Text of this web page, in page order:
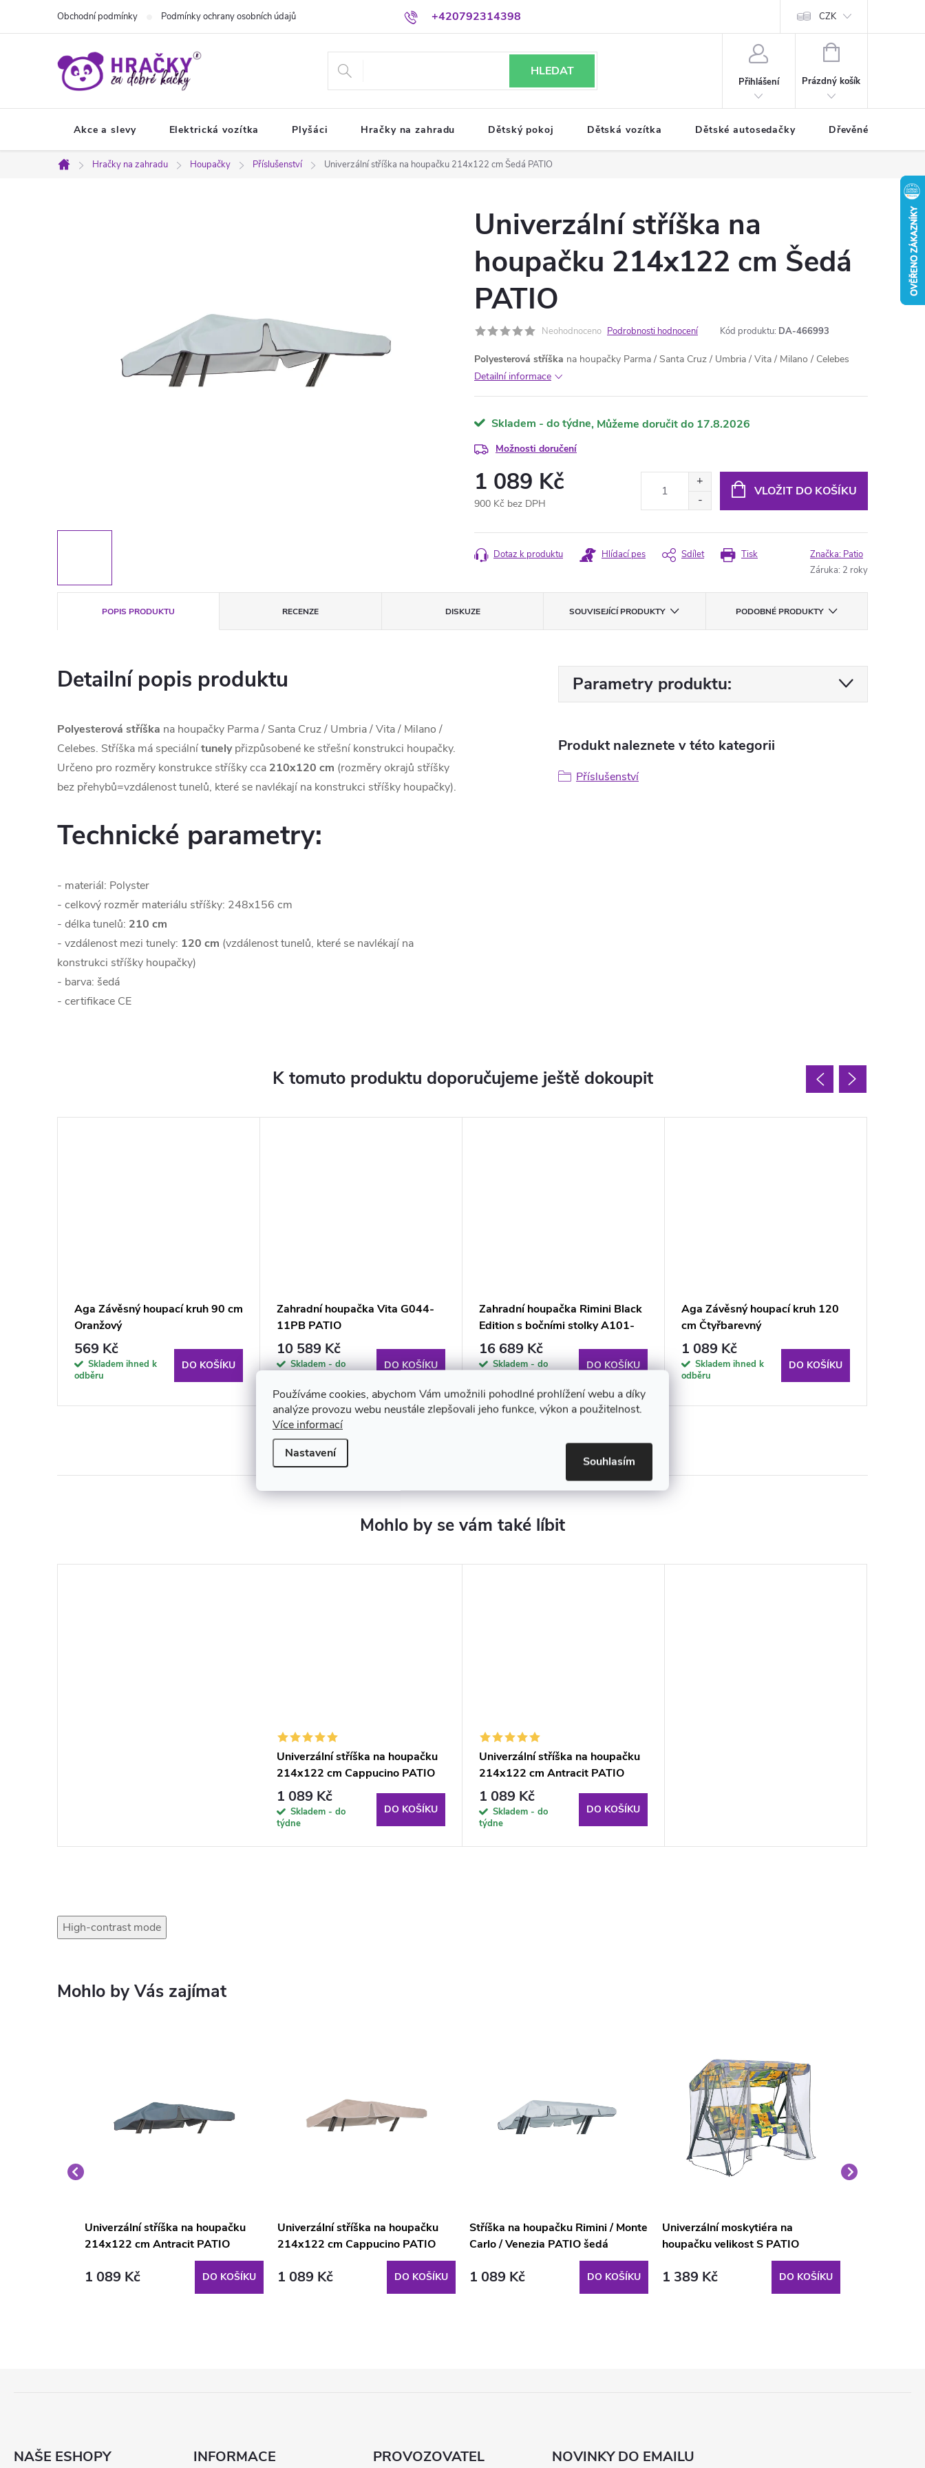
Používáme cookies, abychom Vám umožnili pohodlné prohlížení webu a díky
analýze provozu webu neustále zlepšovali jeho funkce, výkon a použitelnost.
Více informací
Nastavení
Souhlasím
+420792314398
Obchodní podmínky Podmínky ochrany osobních údajů CZK
HLEDAT
Přihlášení
NÁKUPNÍ
Prázdný košík
Akce a slevy Elektrická vozítka Plyšáci Hračky na zahradu Dětský pokoj Dětská vozítka Dětské autosedačky Dřevěné hračky
Domů
Hračky na zahradu Houpačky Příslušenství Univerzální stříška na houpačku 214x122 cm Šedá PATIO
Univerzální stříška na
houpačku 214x122 cm Šedá
PATIO
Neohodnoceno Podrobnosti hodnocení Kód produktu: DA-466993
Polyesterová stříška na houpačky Parma / Santa Cruz / Umbria / Vita / Milano / Celebes
Detailní informace
Skladem - do týdne 17.8.2026
Možnosti doručení
1 089 Kč
900 Kč bez DPH
cena:
VLOŽIT DO KOŠÍKU
Tisk
Dotaz k produktu Hlídací pes Sdílet Značka: Patio
Záruka: 2 roky
POPIS PRODUKTU RECENZE DISKUZE SOUVISEJÍCÍ PRODUKTY PODOBNÉ PRODUKTY
Detailní popis produktu
Polyesterová stříška na houpačky Parma / Santa Cruz / Umbria / Vita / Milano /
Celebes. Stříška má speciálnítunelypřizpůsobené ke střešní konstrukci houpačky.
Určeno pro rozměry konstrukce stříšky cca 210x120 cm (rozměry okrajů stříšky
bez přehybů=vzdálenost tunelů, které se navlékají na konstrukci stříšky houpačky).
Technické parametry:
- materiál: Polyster
- celkový rozměr materiálu stříšky: 248x156 cm
- délka tunelů: 210 cm
- vzdálenost mezi tunely: 120 cm (vzdálenost tunelů, které se navlékají na
konstrukci stříšky houpačky)
- barva: šedá
- certifikace CE
Parametry produktu:
Produkt naleznete v této kategorii
Příslušenství
K tomuto produktu doporučujeme ještě dokoupit
Aga Závěsný houpací kruh 90 cm
Oranžový
569 Kč
Skladem ihned k
odběru
DO KOŠÍKU
Zahradní houpačka Vita G044-
11PB PATIO
10 589 Kč
Skladem - do
DO KOŠÍKU
Zahradní houpačka Rimini Black
Edition s bočními stolky A101-
23PB PATIO
16 689 Kč
Skladem - do
DO KOŠÍKU
Aga Závěsný houpací kruh 120
cm Čtyřbarevný
1 089 Kč
Skladem ihned k
odběru
DO KOŠÍKU
Univerzální stříška na houpačku
214x122 cm Cappucino PATIO
1 089 Kč
Skladem - do
týdne
DO KOŠÍKU
Univerzální stříška na houpačku
214x122 cm Antracit PATIO
1 089 Kč
Skladem - do
týdne
DO KOŠÍKU
High-contrast mode
Univerzální stříška na houpačku
214x122 cm Antracit PATIO
1 089 Kč DO KOŠÍKU
Univerzální stříška na houpačku
214x122 cm Cappucino PATIO
1 089 Kč DO KOŠÍKU
Stříška na houpačku Rimini / Monte
Carlo / Venezia PATIO šedá
1 089 Kč DO KOŠÍKU
Univerzální moskytiéra na
houpačku velikost S PATIO
1 389 Kč DO KOŠÍKU
NAŠE ESHOPY INFORMACE PROVOZOVATEL NOVINKY DO EMAILU